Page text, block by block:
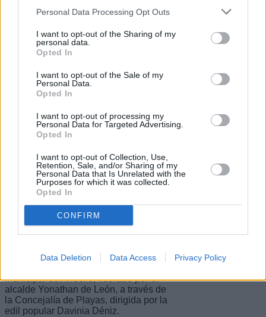
Personal Data Processing Opt Outs
I want to opt-out of the Sharing of my
personal data.
Opted In
I want to opt-out of the Sale of my
Personal Data.
Opted In
I want to opt-out of processing my
Personal Data for Targeted Advertising.
Opted In
I want to opt-out of Collection, Use,
Retention, Sale, and/or Sharing of my
Personal Data that Is Unrelated with the
Purposes for which it was collected.
Opted In
CONFIRM
Data Deletion Data Access Privacy Policy
-El criterio de Seguridad es muy
servicios de salvamento y socorrismo
que se ofrecen.
adicionales tales como rampas de
accesibilidad que puedan ayudar a
personas con discapacidad, baños,
llegar a la playa con transporte público,
limpieza, servicios para hacer playas
más inclusivas.
-Medidas para formar y concienciar a
los usuarios en el área de medio
ambiente. En este sentido se valora un
buen proyecto de educación ambiental
que contribuya a un mejor
conocimiento por parte del ciudadano
para un uso sostenible de las playas.
educación ambiental que de forma
Municipal de Arrecife, liderado por el
alcalde Yonathan de León, a través de
la Concejalía de Playas, dirigida por la
edil popular Davinia Déniz.